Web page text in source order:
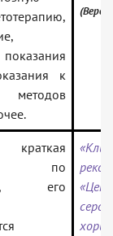
к
методов
краткая
по
его